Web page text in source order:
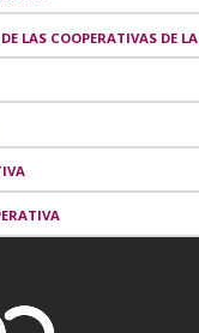
LAS COOPERATIVAS DE